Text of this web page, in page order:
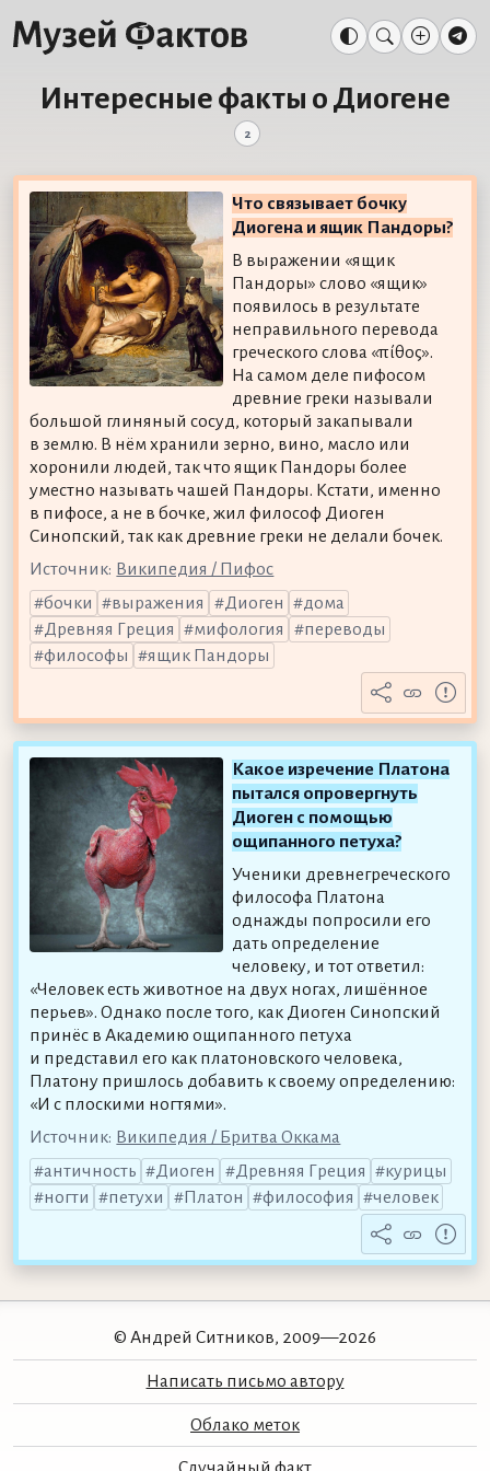
Интересные факты о Диогене
2
Что связывает бочку
Диогена и ящик Пандоры?
В выражении «ящик
Пандоры» слово «ящик»
появилось в результате
неправильного перевода
греческого слова «πίθος».
На самом деле пифосом
древние греки называли
большой глиняный сосуд, который закапывали
в землю. В нём хранили зерно, вино, масло или
хоронили людей, так что ящик Пандоры более
уместно называть чашей Пандоры. Кстати, именно
в пифосе, а не в бочке, жил философ Диоген
Синопский, так как древние греки не делали бочек.
Источник: Википедия / Пифос
бочки
выражения Диоген
дома
Древняя Греция
мифология
переводы
философы
ящик Пандоры
Какое изречение Платона
пытался опровергнуть
Диоген с помощью
ощипанного петуха?
Ученики древнегреческого
философа Платона
однажды попросили его
дать определение
человеку, и тот ответил:
«Человек есть животное на двух ногах, лишённое
перьев». Однако после того, как Диоген Синопский
принёс в Академию ощипанного петуха
и представил его как платоновского человека,
Платону пришлось добавить к своему определению:
«И с плоскими ногтями».
Источник: Википедия / Бритва Оккама
античность
Диоген Древняя Греция
курицы
ногти
петухи Платон философия человек
© Андрей Ситников, 2009—2026
Написать письмо автору
Облако меток